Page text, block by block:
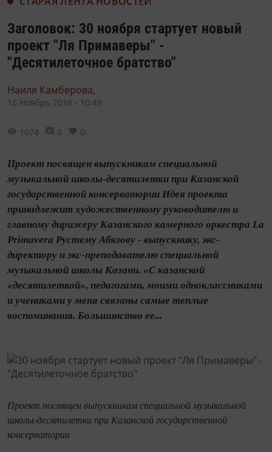
Заголовок: 30 ноября стартует новый
проект "Ля Примаверы" -
"Десятилеточное братство"
Наиля Камберова,
16 Ноябрь 2016 - 10:49
1074 0 0
Проект посвящен выпускникам специальной
музыкальной школы-десятилетки при Казанской
государственной консерватории Идея проекта
принадлежит художественному руководителю и
главному дирижеру Казанского камерного оркестра La
Primavera Рустему Абязову - выпускнику, экс-
директору и экс-преподавателю специальной
музыкальной школы Казани. «С казанской
«десятилеткой», педагогами, моими одноклассниками
и учениками у меня связаны самые теплые
воспоминания. Большинство ее...
Проект посвящен выпускникам специальной музыкальной
школы-десятилетки при Казанской государственной
консерватории